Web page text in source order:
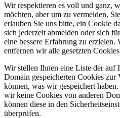
Wir respektieren es voll und ganz,
möchten, aber um zu vermeiden,
erlauben Sie uns bitte, ein Cookie
sich jederzeit abmelden oder sich
eine bessere Erfahrung zu erzielen.
entfernen wir alle gesetzten
Wir stellen Ihnen eine Liste der auf
Domain gespeicherten Cookies
können, was wir gespeichert
wir keine Cookies von anderen
können diese in den
überprüfen.